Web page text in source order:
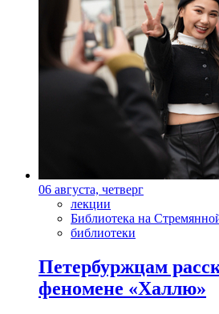
06 августа, четверг
лекции
Библиотека на
библиотеки
Петербуржцам
феномене «Халлю»